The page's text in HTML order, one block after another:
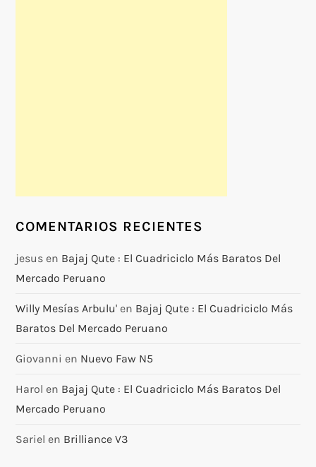
COMENTARIOS RECIENTES
jesus en Bajaj Qute : El Cuadriciclo Más Baratos Del
Mercado Peruano
Willy Mesías Arbulu' en Bajaj Qute : El Cuadriciclo Más
Baratos Del Mercado Peruano
Giovanni en Nuevo Faw N5
Harol en Bajaj Qute : El Cuadriciclo Más Baratos Del
Mercado Peruano
Sariel en Brilliance V3